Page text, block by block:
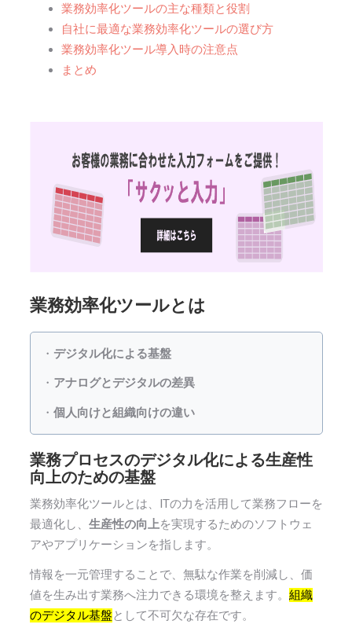
業務効率化ツールの主な種類と役割
自社に最適な業務効率化ツールの選び方
業務効率化ツール導入時の注意点
まとめ
業務効率化ツールとは
・ デジタル化による基盤
・ アナログとデジタルの差異
・ 個人向けと組織向けの違い
業務プロセスのデジタル化による生産性
向上のための基盤
業務効率化ツールとは、ITの力を活用して業務フローを
最適化し、 生産性の向上を実現するためのソフトウェ
アやアプリケーションを指します。
情報を一元管理することで、無駄な作業を削減し、価
値を生み出す業務へ注力できる環境を整えます。 組織
のデジタル基盤として不可欠な存在です。